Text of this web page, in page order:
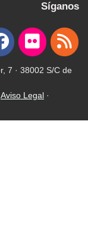
Síganos
7 · 38002 S/C de
Aviso Legal ·